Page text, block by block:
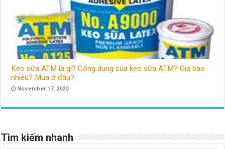
Keo sữa ATM là gì? Công dụng của keo sữa ATM? Giá bao
nhiêu? Mua ở đâu?
November 17, 2020
Tìm kiếm nhanh